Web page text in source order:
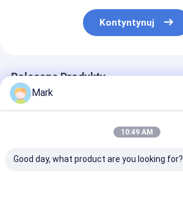
Kontyntynuj
Polecane Produkty
Mark
10:49 AM
Good day, what product are you looking for?